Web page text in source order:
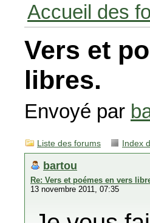
Accueil des
Vers et
libres.
Envoyé par
Liste des forums Index
bartou
Re: Vers et poémes en vers
13 novembre 2011, 07:35